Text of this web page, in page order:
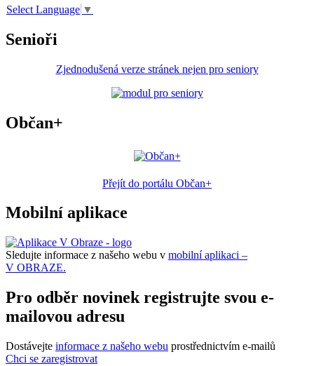
Select Language ▼
Senioři
Zjednodušená verze stránek nejen pro seniory
Občan+
Přejít do portálu Občan+
Mobilní aplikace
Sledujte informace z našeho webu v mobilní aplikaci –
V OBRAZE.
Pro odběr novinek registrujte svou e-
mailovou adresu
Dostávejte informace z našeho webu prostřednictvím e-mailů
Chci se zaregistrovat